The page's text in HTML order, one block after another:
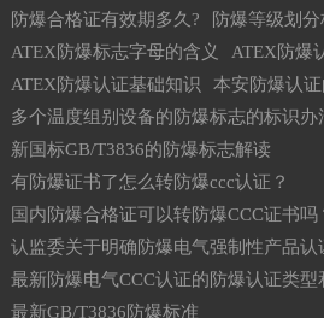
防爆合格证有效期多久?
防爆等级划
ATEX防爆标志字母的含义
ATEX防爆
ATEX防爆认证基础知识
本安防爆认
多个温度组别设备的防爆标志的标识办
新国标GB/T3836的防爆标志解读
有防爆证书了怎么转防爆ccc认证？
国内防爆合格证可以转防爆CCC证书吗
认监委关于明确防爆电气强制性产品
最新防爆电气CCC认证的防爆认证类型
最新GB/T3836防爆标准